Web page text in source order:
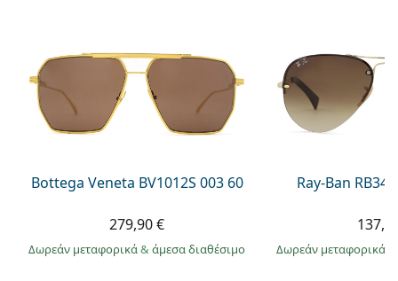
Bottega Veneta BV1012S 003 60
279,90 €
Δωρεάν μεταφορικά& άμεσα διαθέσιμο
Ray-Ban
Δωρεάν μεταφορικά